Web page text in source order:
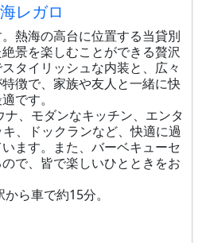
レガロ
熱海の高台に位置する当貸別
景を楽しむことができる贅沢
タイリッシュな内装と、広々
徴で、家族や友人と一緒に快
です。
、モダンなキッチン、エンタ
、ドックランなど、快適に過
ます。また、バーベキューセ
で、皆で楽しいひとときをお
ら車で約15分。